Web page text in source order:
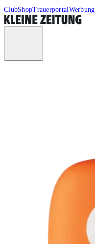
ClubShopTrauerportalWerbung